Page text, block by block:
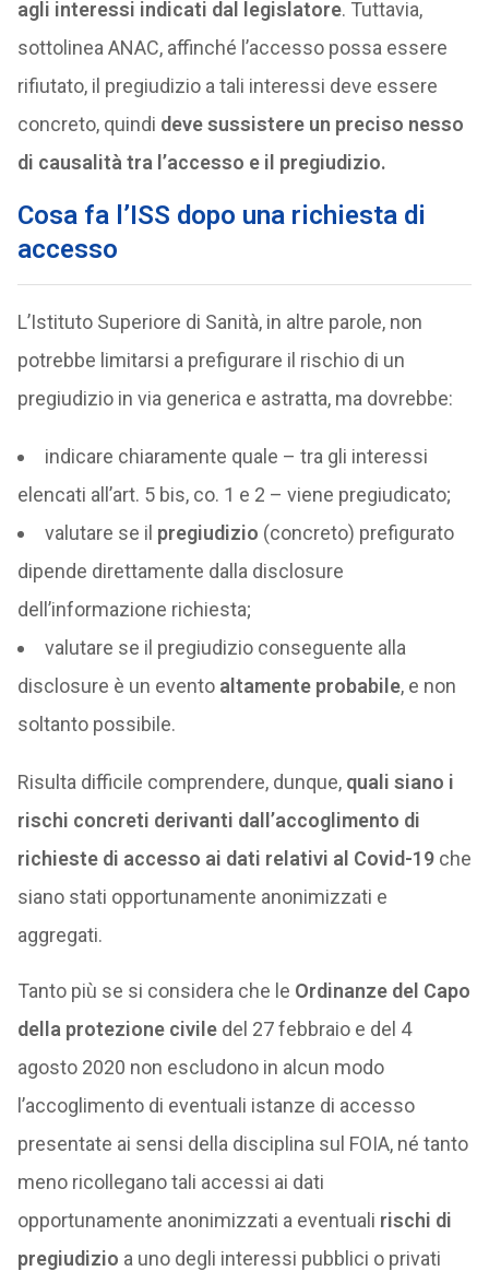
agli interessi indicati dal legislatore. Tuttavia,
sottolinea ANAC, affinché l’accesso possa essere
rifiutato, il pregiudizio a tali interessi deve essere
concreto, quindi deve sussistere un preciso nesso
di causalità tra l’accesso e il pregiudizio.
Cosa fa l’ISS dopo una richiesta di
accesso
L’Istituto Superiore di Sanità, in altre parole, non
potrebbe limitarsi a prefigurare il rischio di un
pregiudizio in via generica e astratta, ma dovrebbe:
indicare chiaramente quale – tra gli interessi
elencati all’art. 5 bis, co. 1 e 2 – viene pregiudicato;
valutare se il pregiudizio (concreto) prefigurato
dipende direttamente dalla disclosure
dell’informazione richiesta;
valutare se il pregiudizio conseguente alla
disclosure è un evento altamente probabile, e non
soltanto possibile.
Risulta difficile comprendere, dunque, quali siano i
rischi concreti derivanti dall’accoglimento di
richieste di accesso ai dati relativi al Covid-19che
siano stati opportunamente anonimizzati e
aggregati.
Tanto più se si considera che le Ordinanze del Capo
della protezione civiledel 27 febbraio e del 4
agosto 2020 non escludono in alcun modo
l’accoglimento di eventuali istanze di accesso
presentate ai sensi della disciplina sul FOIA, né tanto
meno ricollegano tali accessi ai dati
opportunamente anonimizzati a eventuali rischi di
pregiudizio a uno degli interessi pubblici o privati